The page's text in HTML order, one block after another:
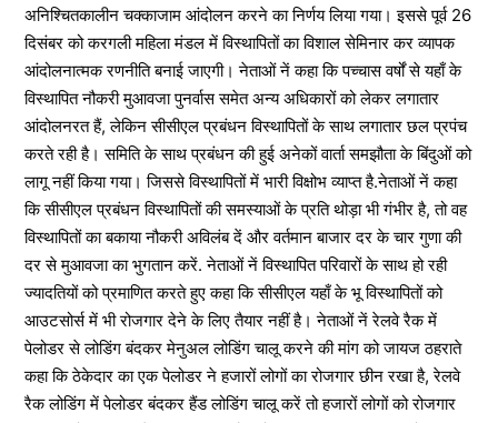
अनिश्चितकालीन चक्काजाम आंदोलन करने का निर्णय लिया गया। इससे पूर्व 26
दिसंबर को करगली महिला मंडल में विस्थापितों का विशाल सेमिनार कर व्यापक
आंदोलनात्मक रणनीति बनाई जाएगी। नेताओं नें कहा कि पच्चास वर्षों से यहाँ के
विस्थापित नौकरी मुआवजा पुनर्वास समेत अन्य अधिकारों को लेकर लगातार
आंदोलनरत हैं, लेकिन सीसीएल प्रबंधन विस्थापितों के साथ लगातार छल प्रपंच
करते रही है। समिति के साथ प्रबंधन की हुई अनेकों वार्ता समझौता के बिंदुओं को
लागू नहीं किया गया। जिससे विस्थापितों में भारी विक्षोभ व्याप्त है.नेताओं नें कहा
कि सीसीएल प्रबंधन विस्थापितों की समस्याओं के प्रति थोड़ा भी गंभीर है, तो वह
विस्थापितों का बकाया नौकरी अविलंब दें और वर्तमान बाजार दर के चार गुणा की
दर से मुआवजा का भुगतान करें. नेताओं नें विस्थापित परिवारों के साथ हो रही
ज्यादतियों को प्रमाणित करते हुए कहा कि सीसीएल यहाँ के भू विस्थापितों को
आउटसोर्स में भी रोजगार देने के लिए तैयार नहीं है। नेताओं नें रेलवे रैक में
पेलोडर से लोडिंग बंदकर मेनुअल लोडिंग चालू करने की मांग को जायज ठहराते
कहा कि ठेकेदार का एक पेलोडर ने हजारों लोगों का रोजगार छीन रखा है, रेलवे
रैक लोडिंग में पेलोडर बंदकर हैंड लोडिंग चालू करें तो हजारों लोगों को रोजगार